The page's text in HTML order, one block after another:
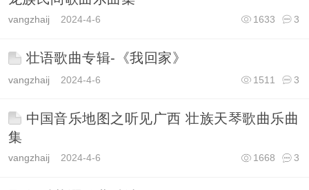
vangzhaij 2024-4-6 3
1633
壮语歌曲专辑-《我回家》
vangzhaij 2024-4-6 3
1511
中国音乐地图之听见广西 壮族天琴歌曲乐曲
集
vangzhaij 2024-4-6 3
1668